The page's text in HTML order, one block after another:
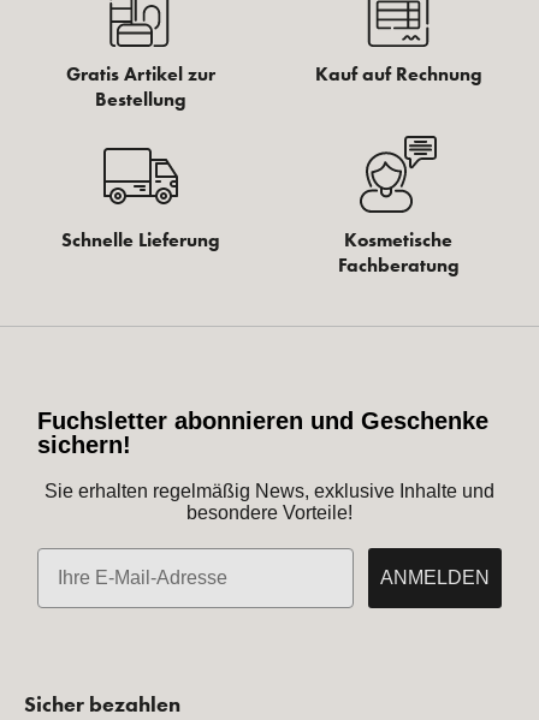
Gratis Artikel zur
Bestellung
Kauf auf Rechnung
Schnelle Lieferung
Kosmetische
Fachberatung
Fuchsletter abonnieren und Geschenke
sichern!
Sie erhalten regelmäßig News, exklusive Inhalte und
besondere Vorteile!
E-Mail
ANMELDEN
Sicher bezahlen